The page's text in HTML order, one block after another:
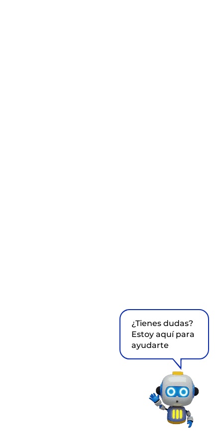
¿Tienes dudas?
Estoy aquí para
ayudarte